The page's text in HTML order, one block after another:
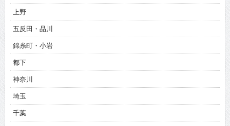
上野
五反田・品川
錦糸町・小岩
都下
神奈川
埼玉
千葉